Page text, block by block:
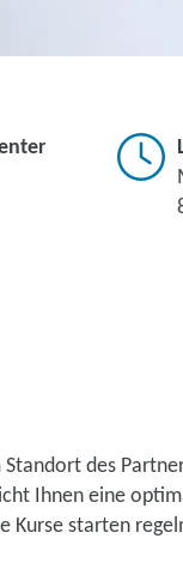
des
Ihnen eine
starten